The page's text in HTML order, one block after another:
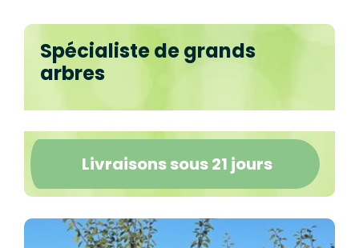
Spécialiste de grands
arbres
Livraisons sous 21 jours